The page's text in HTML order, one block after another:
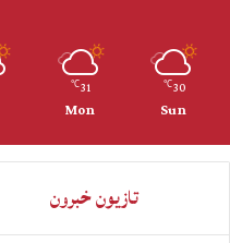
30
℃
Sun
31
℃
Mon
تازيون خبرون